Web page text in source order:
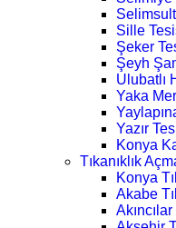
Sille
Şeker
Şeyh
Ulubatlı
Yaka
Yazır
Konya
Tıkanıklık
Konya
Akabe